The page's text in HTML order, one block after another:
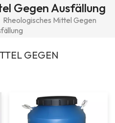
Gegen Ausfällung
Rheologisches Mittel Gegen
GEGEN